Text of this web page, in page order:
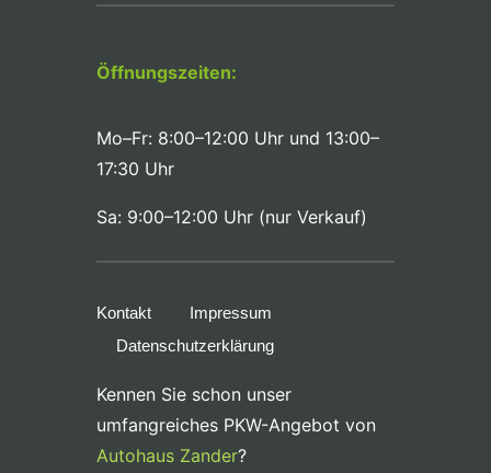
Öffnungszeiten:
Mo–Fr: 8:00–12:00 Uhr und 13:00–
17:30 Uhr
Sa: 9:00–12:00 Uhr (nur Verkauf)
Kontakt
Impressum
Datenschutzerklärung
Kennen Sie schon unser
umfangreiches PKW-Angebot von
Autohaus Zander?